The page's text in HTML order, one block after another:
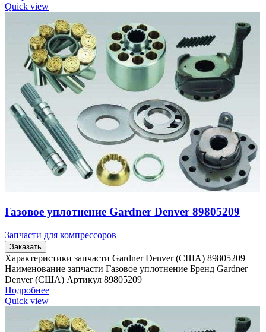
Quick view
Газовое уплотнение Gardner Denver 89805209
Запчасти для компрессоров
Заказать
Характеристики запчасти Gardner Denver (США) 89805209
Наименование запчасти Газовое уплотнение Бренд Gardner
Denver (США) Артикул 89805209
Подробнее
Quick view